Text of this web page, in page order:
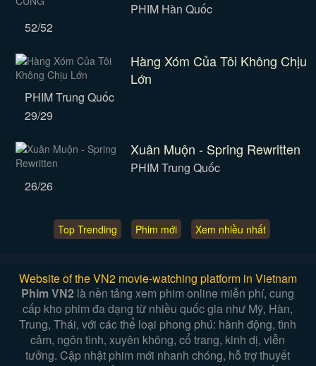
PHIM Hàn Quốc
52/52
Hàng Xóm Của Tôi Không Chịu
Lớn
PHIM Trung Quốc
29/29
Xuân Muộn - Spring Rewritten
PHIM Trung Quốc
26/26
Top Trending Phim mới Xem nhiều nhất
Website of the VN2 movie-watching platform in Vietnam
Phim VN2 là nền tảng xem phim online miễn phí, cung
cấp kho phim đa dạng từ nhiều quốc gia như Mỹ, Hàn,
Trung, Thái, với các thể loại phong phú: hành động, tình
cảm, ngôn tình, xuyên không, cổ trang, kinh dị, viễn
tưởng. Cập nhật phim mới nhanh chóng, hỗ trợ thuyết